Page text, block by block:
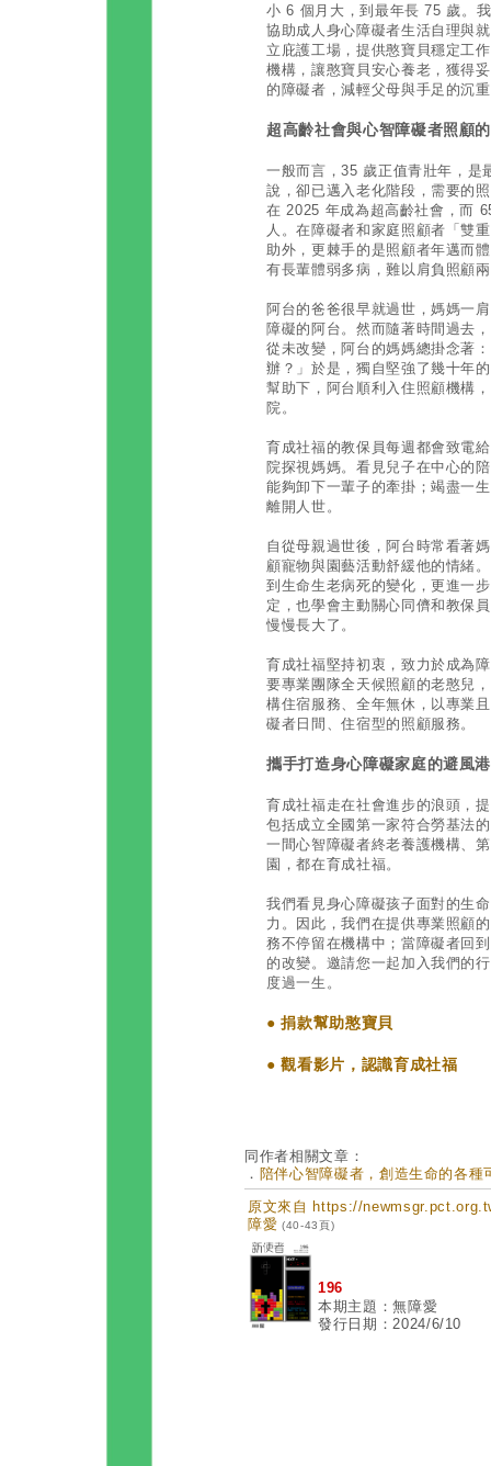
小 6 個月大，到最年長 75 歲。
協助成人身心障礙者生活自理與
立庇護工場，提供憨寶貝穩定工
機構，讓憨寶貝安心養老，獲得
的障礙者，減輕父母與手足的沉
超高齡社會與心智障礙者照顧
一般而言，35 歲正值青壯年，是
說，卻已邁入老化階段，需要的
在 2025 年成為超高齡社會，而
人。在障礙者和家庭照顧者「雙
助外，更棘手的是照顧者年邁而
有長輩體弱多病，難以肩負照顧
阿台的爸爸很早就過世，媽媽一
障礙的阿台。然而隨著時間過去
從未改變，阿台的媽媽總掛念著
辦？」於是，獨自堅強了幾十年
幫助下，阿台順利入住照顧機構
院。
育成社福的教保員每週都會致電
院探視媽媽。看見兒子在中心的
能夠卸下一輩子的牽掛；竭盡一
離開人世。
自從母親過世後，阿台時常看著
顧寵物與園藝活動舒緩他的情緒
到生命生老病死的變化，更進一
定，也學會主動關心同儕和教保
慢慢長大了。
育成社福堅持初衷，致力於成為
要專業團隊全天候照顧的老憨兒
構住宿服務、全年無休，以專業
礙者日間、住宿型的照顧服務。
攜手打造身心障礙家庭的避風港
育成社福走在社會進步的浪頭，
包括成立全國第一家符合勞基法
一間心智障礙者終老養護機構、
園，都在育成社福。
我們看見身心障礙孩子面對的生
力。因此，我們在提供專業照顧
務不停留在機構中；當障礙者回
的改變。邀請您一起加入我們的
度過一生。
● 捐款幫助憨寶貝
● 觀看影片，認識育成社福
同作者相關文章：
． 陪伴心智障礙者，創造生命的各
原文來自 https://
障愛 (40-43頁)
196
本期主題：無障愛
發行日期：2024/6/10